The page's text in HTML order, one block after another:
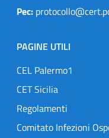
Pec:
PAGINE UTILI
CEL Palermo1
CET Sicilia
Regolamenti
Comitato Infezioni